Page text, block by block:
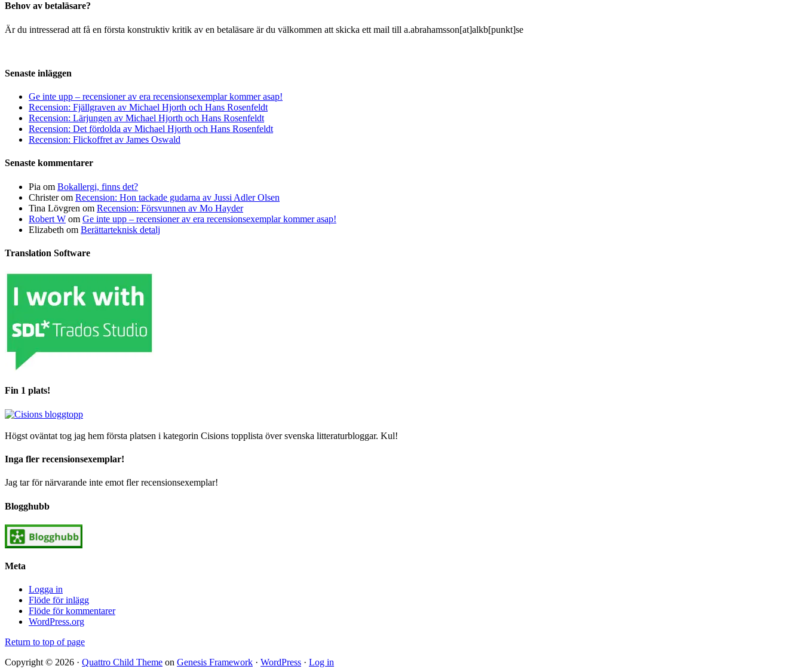
Behov av betaläsare?
Är du intresserad att få en första konstruktiv kritik av en betaläsare är du välkommen att skicka ett mail till a.abrahamsson[at]alkb[punkt]se
Senaste inläggen
Ge inte upp – recensioner av era recensionsexemplar kommer asap!
Recension: Fjällgraven av Michael Hjorth och Hans Rosenfeldt
Recension: Lärjungen av Michael Hjorth och Hans Rosenfeldt
Recension: Det fördolda av Michael Hjorth och Hans Rosenfeldt
Recension: Flickoffret av James Oswald
Senaste kommentarer
Pia om Bokallergi, finns det?
Christerom Recension: Hon tackade gudarna av Jussi Adler Olsen
Tina Lövgren om Recension: Försvunnen av Mo Hayder
Robert W om Ge inte upp – recensioner av era recensionsexemplar kommer asap!
Elizabeth om Berättarteknisk detalj
Translation Software
Fin 1 plats!
Högst oväntat tog jag hem första platsen i kategorin Cisions topplista över svenska litteraturbloggar. Kul!
Inga fler recensionsexemplar!
Jag tar för närvarande inte emot fler recensionsexemplar!
Blogghubb
Meta
Logga in
Flöde för inlägg
Flöde för kommentarer
WordPress.org
Return to top of page
Copyright © 2026 · Quattro Child Theme on Genesis Framework · WordPress · Log in